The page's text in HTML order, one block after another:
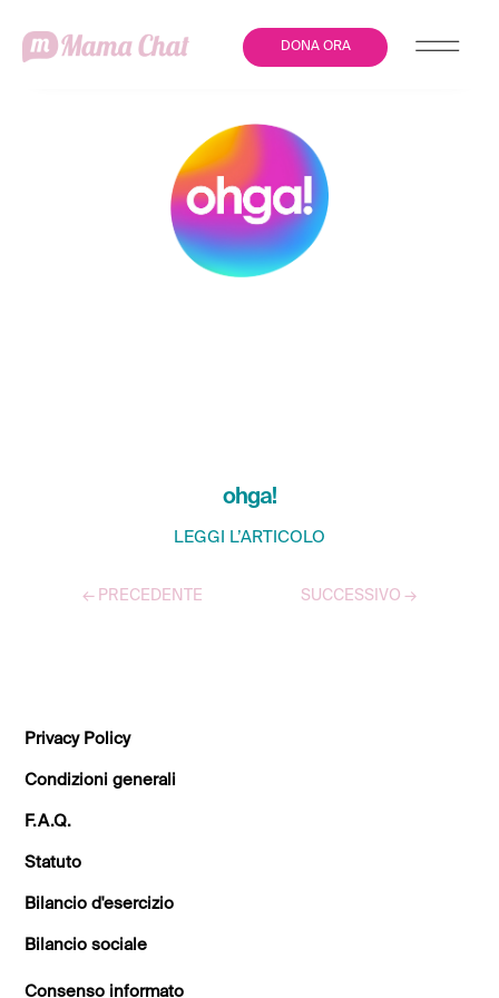
DONA ORA
ohga!
LEGGI L’ARTICOLO
← PRECEDENTE SUCCESSIVO →
Privacy Policy
Condizioni generali
F.A.Q.
Statuto
Bilancio d'esercizio
Bilancio sociale
Consenso informato